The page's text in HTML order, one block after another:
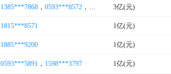
1385***7868 ， 0593***8572 ， 0591****2383
3亿(元)
1815***8571 1亿(元)
1885***9200 1亿(元)
0593***5891 ， 1598***3797 1亿(元)